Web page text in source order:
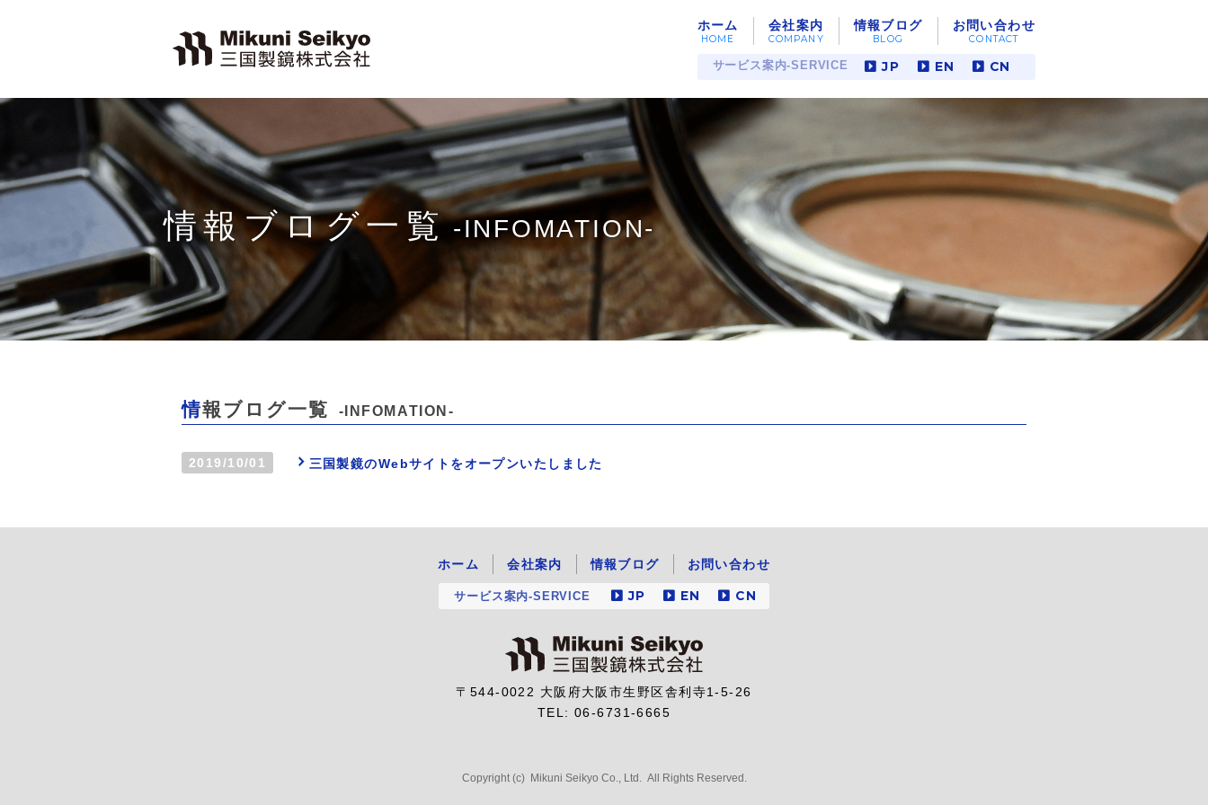
ホーム 会社案内 情報ブログ お問い合わせ
サービス案内-SERVICE JP EN CN
情報ブログ一覧 -INFOMATION-
情報ブログ一覧 -INFOMATION-
2019/10/01 三国製鏡のWebサイトをオープンいたしました
ホーム 会社案内 情報ブログ お問い合わせ
サービス案内-SERVICE JP EN CN
〒544-0022 大阪府大阪市生野区舎利寺1-5-26
TEL: 06-6731-6665
Copyright (c) Mikuni Seikyo Co., Ltd. All Rights Reserved.